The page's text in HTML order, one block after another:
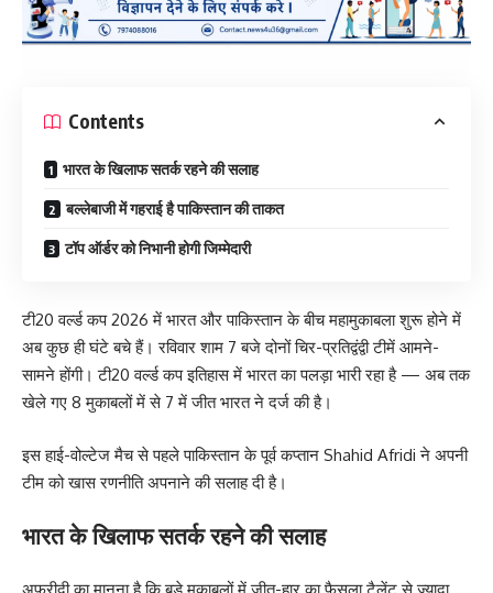
Contents
भारत के खिलाफ सतर्क रहने की सलाह
बल्लेबाजी में गहराई है पाकिस्तान की ताकत
टॉप ऑर्डर को निभानी होगी जिम्मेदारी
टी20 वर्ल्ड कप 2026 में भारत और पाकिस्तान के बीच महामुकाबला शुरू होने में
अब कुछ ही घंटे बचे हैं। रविवार शाम 7 बजे दोनों चिर-प्रतिद्वंद्वी टीमें आमने-
सामने होंगी। टी20 वर्ल्ड कप इतिहास में भारत का पलड़ा भारी रहा है — अब तक
खेले गए 8 मुकाबलों में से 7 में जीत भारत ने दर्ज की है।
इस हाई-वोल्टेज मैच से पहले पाकिस्तान के पूर्व कप्तान Shahid Afridi ने अपनी
टीम को खास रणनीति अपनाने की सलाह दी है।
भारत के खिलाफ सतर्क रहने की सलाह
अफरीदी का मानना है कि बड़े मुकाबलों में जीत-हार का फैसला टैलेंट से ज्यादा